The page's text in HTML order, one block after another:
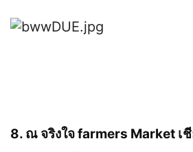
8. ณ จริงใจ farmers Market เ